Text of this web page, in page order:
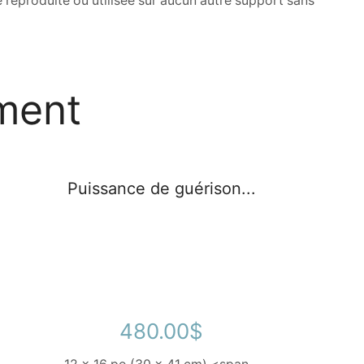
Puissance de guérison...
480.00$